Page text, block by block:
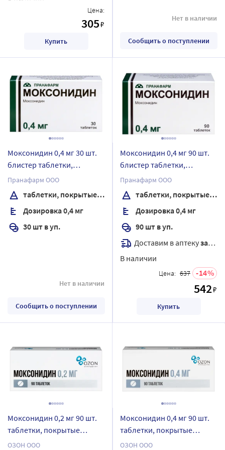
Цена:
305₽
Купить
Нет в наличии
Сообщить о поступлении
Моксонидин 0,4 мг 30 шт.
блистер таблетки,
покрытые пленочной
оболочкой
Пранафарм ООО
таблетки, покрытые пленочной оболочкой
Дозировка 0,4 мг
30 шт в уп.
Нет в наличии
Сообщить о поступлении
Моксонидин 0,4 мг 90 шт.
блистер таблетки,
покрытые пленочной
оболочкой
Пранафарм ООО
таблетки, покрытые пленочной оболочкой
Дозировка 0,4 мг
90 шт в уп.
Доставим в аптекузавтра
В наличии
Цена: 637 14
542₽
Купить
Моксонидин 0,2 мг 90 шт.
таблетки, покрытые
пленочной оболочкой
ОЗОН ООО
Моксонидин 0,4 мг 90 шт.
таблетки, покрытые
пленочной оболочкой
ОЗОН ООО